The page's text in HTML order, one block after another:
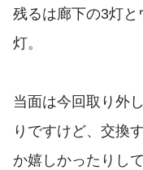
残るは廊下の3灯
灯。
当面は今回取り外
りですけど、交換
か嬉しかったりして